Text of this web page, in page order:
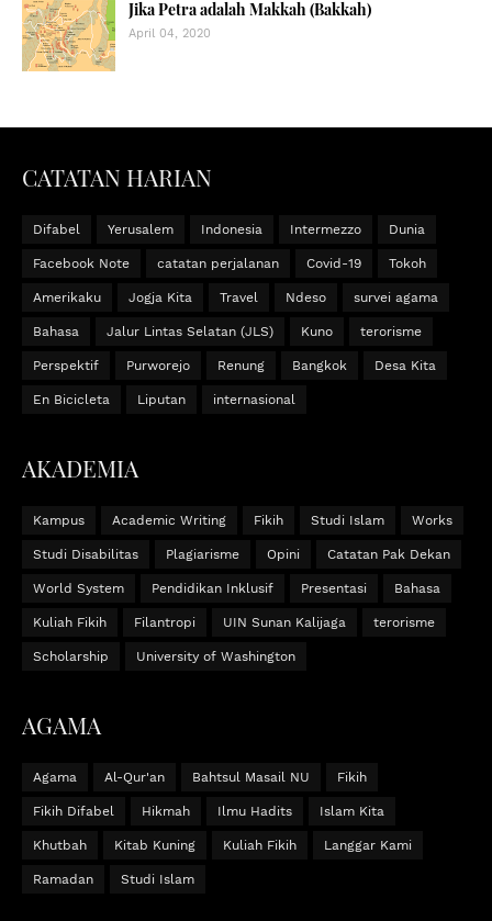
Jika Petra adalah Makkah (Bakkah)
April 04, 2020
CATATAN HARIAN
Difabel Yerusalem Indonesia Intermezzo Dunia
Facebook Note catatan perjalanan Covid-19 Tokoh
Amerikaku Jogja Kita Travel Ndeso survei agama
Bahasa Jalur Lintas Selatan (JLS) Kuno terorisme
Perspektif Purworejo Renung Bangkok Desa Kita
En Bicicleta Liputan internasional
AKADEMIA
Kampus Academic Writing Fikih Studi Islam Works
Studi Disabilitas Plagiarisme Opini Catatan Pak Dekan
World System Pendidikan Inklusif Presentasi Bahasa
Kuliah Fikih Filantropi UIN Sunan Kalijaga terorisme
Scholarship University of Washington
AGAMA
Agama Al-Qur'an Bahtsul Masail NU Fikih
Fikih Difabel Hikmah Ilmu Hadits Islam Kita
Khutbah Kitab Kuning Kuliah Fikih Langgar Kami
Ramadan Studi Islam